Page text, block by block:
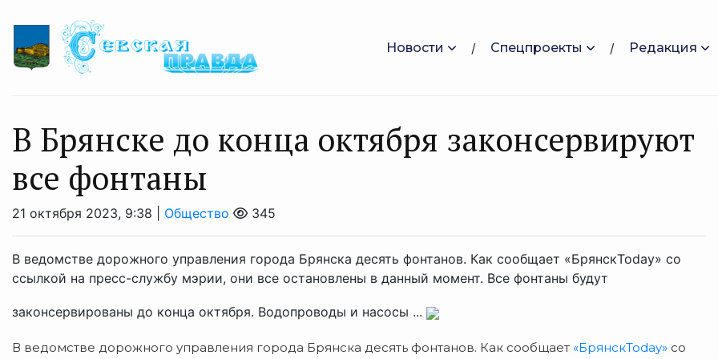
Новости Спецпроекты Редакция
В Брянске до конца октября законсервируют
все фонтаны
21 октября 2023, 9:38 | Общество 345
В ведомстве дорожного управления города Брянска десять фонтанов. Как сообщает «БрянскToday» со
ссылкой на пресс-службу мэрии, они все остановлены в данный момент. Все фонтаны будут
законсервированы до конца октября. Водопроводы и насосы ...
В ведомстве дорожного управления города Брянска десять фонтанов. Как сообщает «БрянскToday» со